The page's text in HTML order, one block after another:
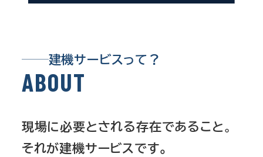
建機サービスって？
ABOUT
現場に必要とされる存在であること。
それが建機サービスです。